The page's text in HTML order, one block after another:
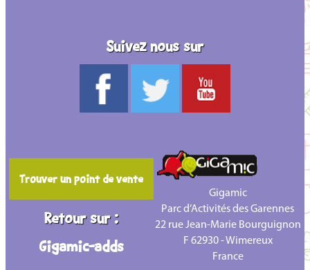
Suivez nous sur
Trouver un point de vente
Retour sur :
Gigamic-adds
Gigamic
Parc d’Activités des Garennes
22 rue Jean-Marie Bourguignon
F 62930 - Wimereux
France